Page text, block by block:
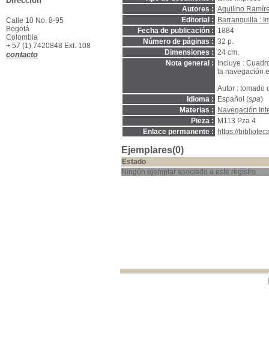
Autores : Aquilino
Editorial :
Barranquilla :
Fecha de publicación : 1884
Número de páginas : 32 p.
Dimensiones : 24 cm.
Nota general :
Incluye :
la navegación
Autor : tomado
Idioma :
Español (spa)
Materias :
Navegación
Pieza :
M113 Pza 4
Enlace permanente :
https://
Ejemplares(0)
Estado
Ningún ejemplar asociado a este registro
Calle 10 No. 8-95
Bogotá
Colombia
+ 57 (1) 7420848 Ext. 108
contacto